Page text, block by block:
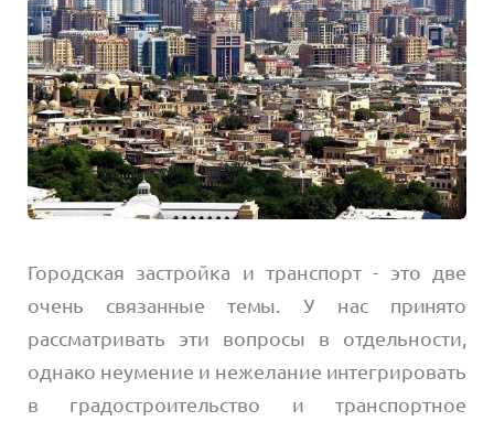
Городская застройка и транспорт - это две
очень связанные темы. У нас принято
рассматривать эти вопросы в отдельности,
однако неумение и нежелание интегрировать
в градостроительство и транспортное